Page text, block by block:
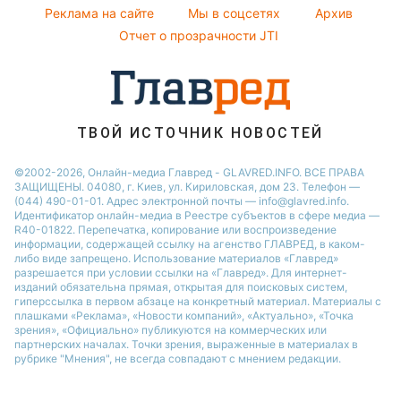
Реклама на сайте
Мы в соцсетях
Архив
Отчет о прозрачности JTI
ТВОЙ ИСТОЧНИК НОВОСТЕЙ
©2002-2026, Онлайн-медиа Главред - GLAVRED.INFO. ВСЕ ПРАВА
ЗАЩИЩЕНЫ. 04080, г. Киев, ул. Кириловская, дом 23. Телефон —
(044) 490-01-01. Адрес электронной почты — info@glavred.info.
Идентификатор онлайн-медиа в Реестре cубъектов в сфере медиа —
R40-01822. Перепечатка, копирование или воспроизведение
информации, содержащей ссылку на агенство ГЛАВРЕД, в каком-
либо виде запрещено. Использование материалов «Главред»
разрешается при условии ссылки на «Главред». Для интернет-
изданий обязательна прямая, открытая для поисковых систем,
гиперссылка в первом абзаце на конкретный материал. Материалы с
плашками «Реклама», «Новости компаний», «Актуально», «Точка
зрения», «Официально» публикуются на коммерческих или
партнерских началах. Точки зрения, выраженные в материалах в
рубрике "Мнения", не всегда совпадают с мнением редакции.